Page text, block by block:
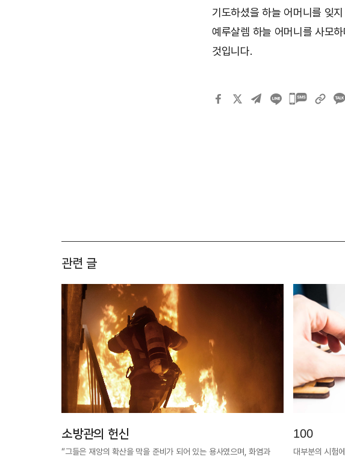
기도하셨을 하늘 어머니를 잊
예루살렘 하늘 어머니를 사모
것입니다.
카
관련 글
소방관의 헌신
“그들은 재앙의 확산을 막을 준비가 되어 있는 용사였으며, 화염과
100
대부분의 시험